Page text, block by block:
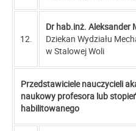
12.
Dr hab.inż. Aleksander
Dziekan Wydziału
w Stalowej Woli
Przedstawiciele nauczycieli
naukowy profesora lub
habilitowanego